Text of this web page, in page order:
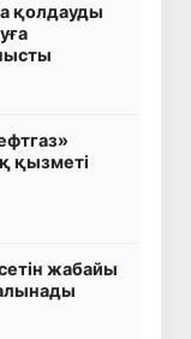
қолдауды
қызметі
жабайы